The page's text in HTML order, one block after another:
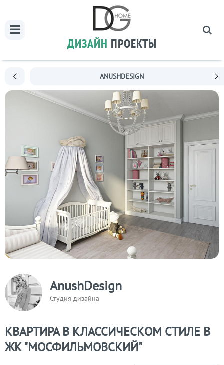
ДИЗАЙН ПРОЕКТЫ
ANUSHDESIGN
AnushDesign
Студия дизайна
КВАРТИРА В КЛАССИЧЕСКОМ СТИЛЕ В
ЖК "МОСФИЛЬМОВСКИЙ"